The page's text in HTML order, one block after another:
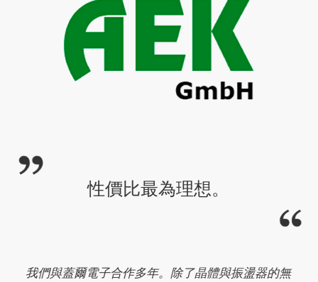
性價比最為理想。
我們與蓋爾電子合作多年。除了晶體與振盪器的無